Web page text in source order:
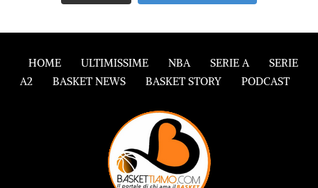
HOME ULTIMISSIME NBA SERIE A
SERIE
A2
BASKET NEWS BASKET STORY PODCAST